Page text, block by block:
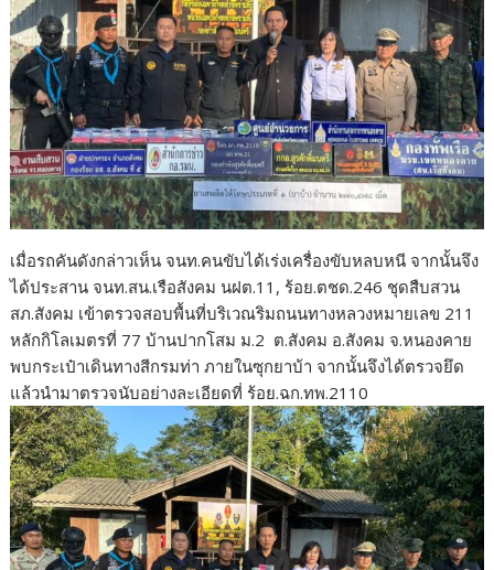
เมื่อรถคันดังกล่าวเห็น จนท.คนขับได้เร่งเครื่องขับหลบหนี จากนั้นจึง
ได้ประสาน จนท.สน.เรือสังคม นฝต.11, ร้อย.ตชด.246 ชุดสืบสวน
สภ.สังคม เข้าตรวจสอบพื้นที่บริเวณริมถนนทางหลวงหมายเลข 211
หลักกิโลเมตรที่ 77 บ้านปากโสม ม.2 ต.สังคม อ.สังคม จ.หนองคาย
พบกระเป๋าเดินทางสีกรมท่า ภายในซุกยาบ้า จากนั้นจึงได้ตรวจยึด
แล้วนำมาตรวจนับอย่างละเอียดที่ ร้อย.ฉก.ทพ.2110